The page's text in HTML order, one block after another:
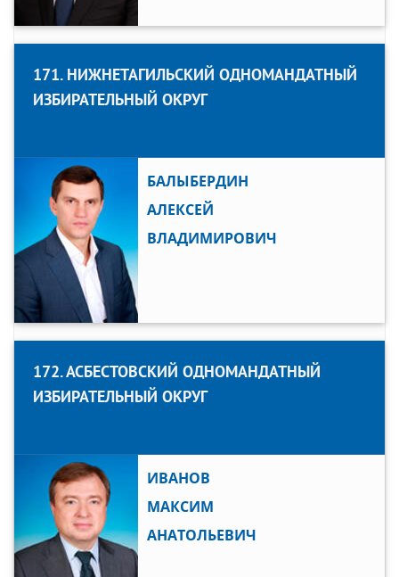
171. НИЖНЕТАГИЛЬСКИЙ ОДНОМАНДАТНЫЙ
ИЗБИРАТЕЛЬНЫЙ ОКРУГ
БАЛЫБЕРДИН
АЛЕКСЕЙ
ВЛАДИМИРОВИЧ
172. АСБЕСТОВСКИЙ ОДНОМАНДАТНЫЙ
ИЗБИРАТЕЛЬНЫЙ ОКРУГ
ИВАНОВ
МАКСИМ
АНАТОЛЬЕВИЧ